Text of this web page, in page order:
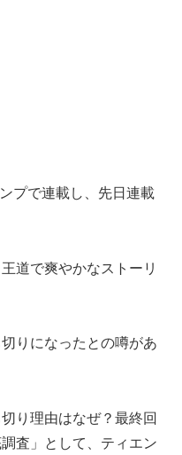
プで連載し、先日連載
道で爽やかなストーリ
りになったとの噂があ
り理由はなぜ？最終回
査」として、ティエン